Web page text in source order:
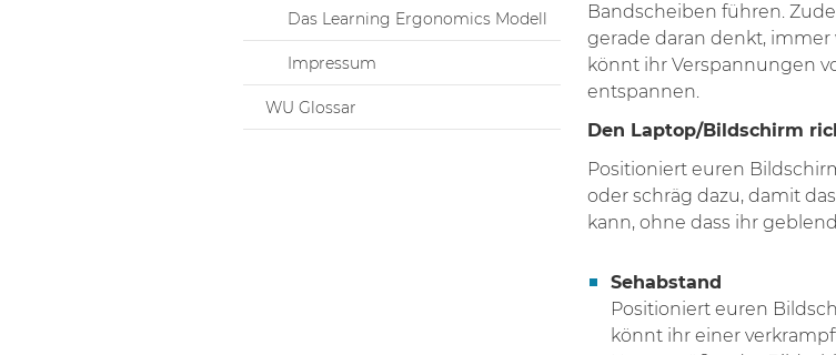
Das Learning Ergonomics Modell
Impressum
WU Glossar
Bandscheiben führen.
gerade daran denkt,
könnt ihr Verspannungen
entspannen.
Den Laptop/Bildschirm
Positioniert euren
oder schräg dazu, damit
kann, ohne dass ihr
Sehabstand
Positioniert euren
könnt ihr einer